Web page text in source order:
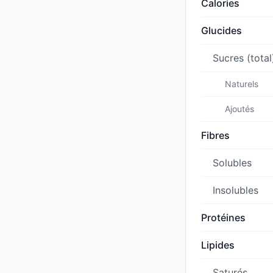
Calories
Glucides
Sucres
Naturels
Ajoutés
Fibres
Solubles
Insolubles
Protéines
Lipides